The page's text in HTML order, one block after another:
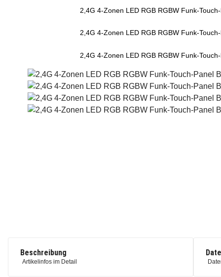
2,4G 4-Zonen LED RGB RGBW Funk-
2,4G 4-Zonen LED RGB RGBW Funk-
2,4G 4-Zonen LED RGB RGBW Funk-
Beschreibung
Artikelinfos im Detail